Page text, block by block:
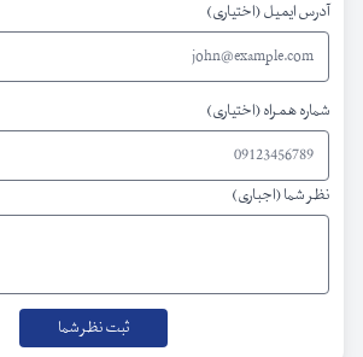
آدرس ایمیل (اختیاری)
شماره همراه (اختیاری)
نظر شما (اجباری)